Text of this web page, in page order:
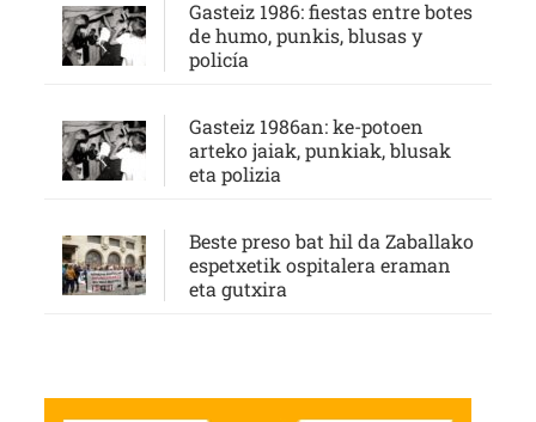
Gasteiz 1986: fiestas entre botes
de humo, punkis, blusas y
policía
Gasteiz 1986an: ke-potoen
arteko jaiak, punkiak, blusak
eta polizia
Beste preso bat hil da Zaballako
espetxetik ospitalera eraman
eta gutxira